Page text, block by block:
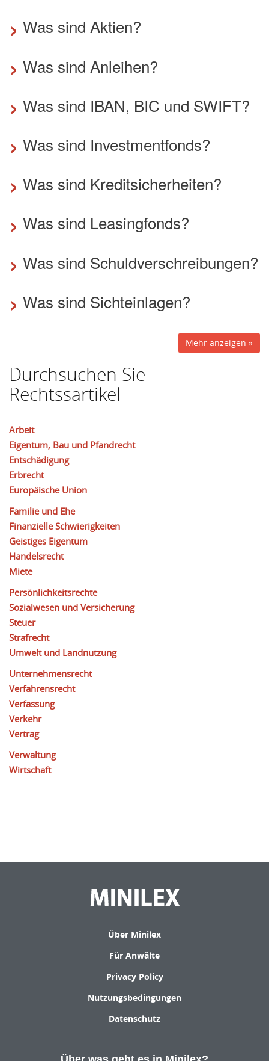
› Was sind Aktien?
› Was sind Anleihen?
› Was sind IBAN, BIC und SWIFT?
› Was sind Investmentfonds?
› Was sind Kreditsicherheiten?
› Was sind Leasingfonds?
› Was sind Schuldverschreibungen?
› Was sind Sichteinlagen?
Mehr anzeigen »
Durchsuchen Sie
Rechtssartikel
Arbeit
Eigentum, Bau und Pfandrecht
Entschädigung
Erbrecht
Europäische Union
Familie und Ehe
Finanzielle Schwierigkeiten
Geistiges Eigentum
Handelsrecht
Miete
Persönlichkeitsrechte
Sozialwesen und Versicherung
Steuer
Strafrecht
Umwelt und Landnutzung
Unternehmensrecht
Verfahrensrecht
Verfassung
Verkehr
Vertrag
Verwaltung
Wirtschaft
Über Minilex
Für Anwälte
Privacy Policy
Nutzungsbedingungen
Datenschutz